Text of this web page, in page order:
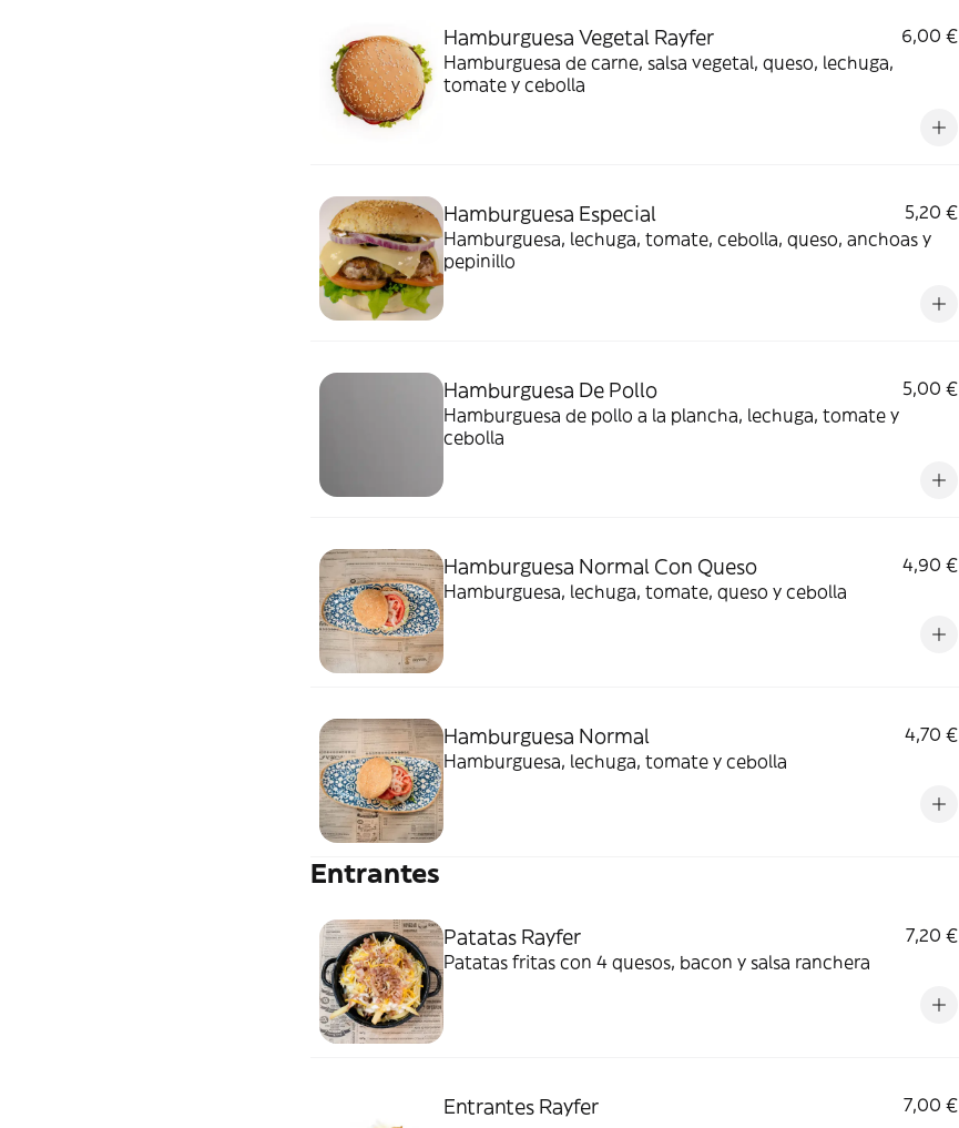
Hamburguesa Vegetal Rayfer
6,00 €
Hamburguesa de carne, salsa vegetal, queso, lechuga,
tomate y cebolla
Hamburguesa Especial
5,20 €
Hamburguesa, lechuga, tomate, cebolla, queso, anchoas y
pepinillo
Hamburguesa De Pollo
5,00 €
Hamburguesa de pollo a la plancha, lechuga, tomate y
cebolla
Hamburguesa Normal Con Queso
4,90 €
Hamburguesa, lechuga, tomate, queso y cebolla
Hamburguesa Normal
4,70 €
Hamburguesa, lechuga, tomate y cebolla
Entrantes
Patatas Rayfer
7,20 €
Patatas fritas con 4 quesos, bacon y salsa ranchera
Entrantes Rayfer 7,00 €